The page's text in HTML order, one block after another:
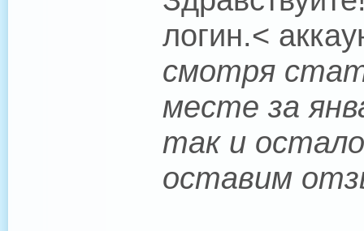
логин.<
смотря
месте за
так и
оставим